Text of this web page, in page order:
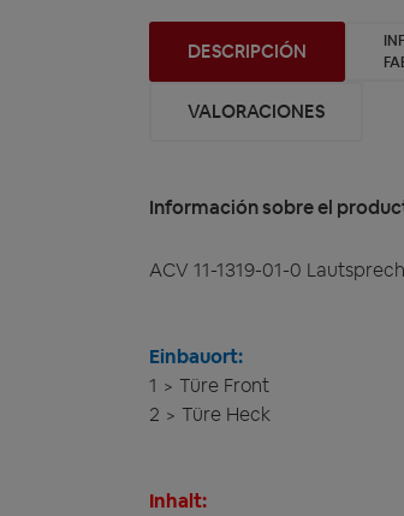
DESCRIPCIÓN
VALORACIONES
Información sobre el
ACV 11-1319-01-0
Einbauort:
1 > Türe Front
2 > Türe Heck
Inhalt: